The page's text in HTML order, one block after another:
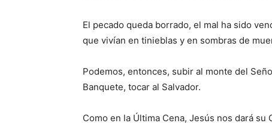
El pecado queda borrado, el mal ha sido
que vivían en tinieblas y en sombras de
Podemos, entonces, subir al monte del
Banquete, tocar al Salvador.
Como en la Última Cena, Jesús nos dará